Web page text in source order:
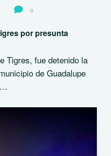
0
por presunta
Tigres, fue detenido la
de Guadalupe